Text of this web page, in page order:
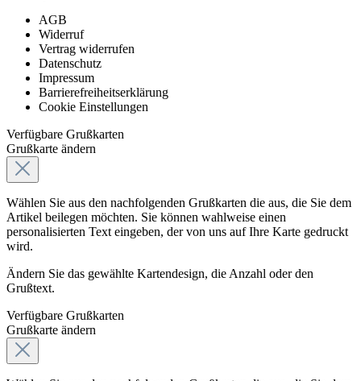
AGB
Widerruf
Vertrag widerrufen
Datenschutz
Impressum
Barrierefreiheitserklärung
Cookie Einstellungen
Verfügbare Grußkarten
Grußkarte ändern
Wählen Sie aus den nachfolgenden Grußkarten die aus, die Sie dem
Artikel beilegen möchten. Sie können wahlweise einen
personalisierten Text eingeben, der von uns auf Ihre Karte gedruckt
wird.
Ändern Sie das gewählte Kartendesign, die Anzahl oder den
Grußtext.
Verfügbare Grußkarten
Grußkarte ändern